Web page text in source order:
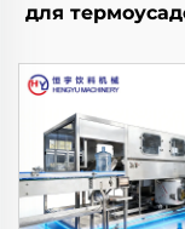
для
типа